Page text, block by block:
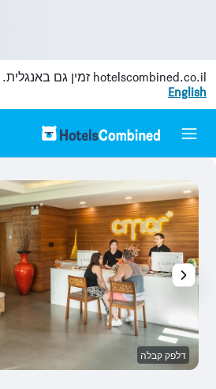
hotelscombined.co.il זמין גם באנגלית.
English
דלפק קבלה